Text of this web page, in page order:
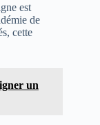
est
de
cette
un